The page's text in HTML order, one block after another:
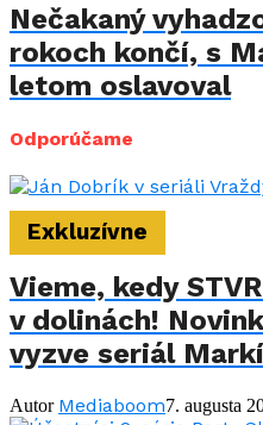
Nečakaný
rokoch končí, s
letom oslavoval
Odporúčame
Exkluzívne
Vieme, kedy
v dolinách!
vyzve seriál
Autor Mediaboom7. augusta